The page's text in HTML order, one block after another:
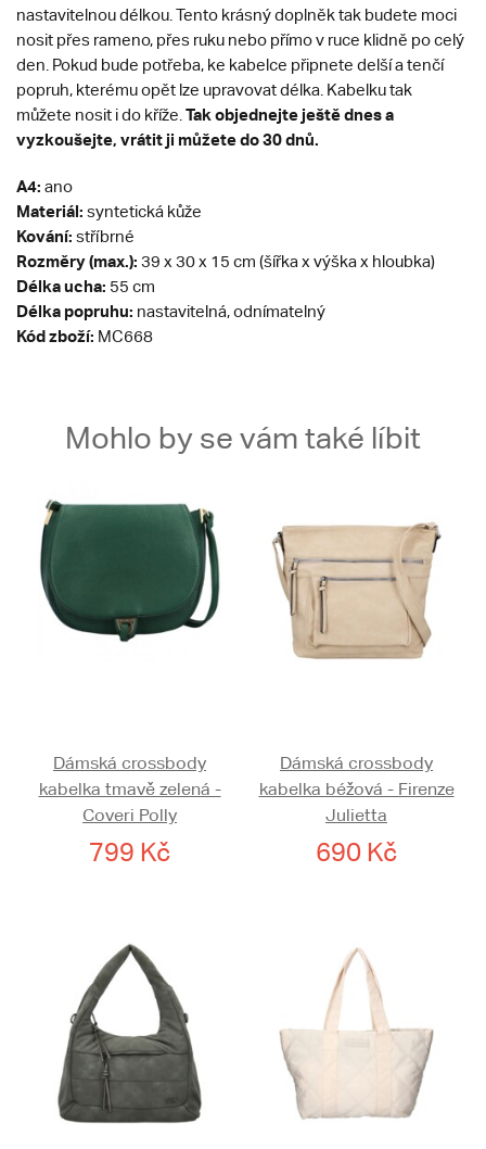
nastavitelnou délkou. Tento krásný doplněk tak budete moci
nosit přes rameno, přes ruku nebo přímo v ruce klidně po celý
den. Pokud bude potřeba, ke kabelce připnete delší a tenčí
popruh, kterému opět lze upravovat délka. Kabelku tak
můžete nosit i do kříže. Tak objednejte ještě dnes a
vyzkoušejte, vrátit ji můžete do 30 dnů.
A4: ano
Materiál: syntetická kůže
Kování: stříbrné
Rozměry (max.): 39 x 30 x 15 cm (šířka x výška x hloubka)
Délka ucha: 55 cm
Délka popruhu: nastavitelná, odnímatelný
Kód zboží: MC668
Mohlo by se vám také líbit
Dámská crossbody
kabelka tmavě zelená -
Coveri Polly
799 Kč
Dámská crossbody
kabelka béžová - Firenze
Julietta
690 Kč